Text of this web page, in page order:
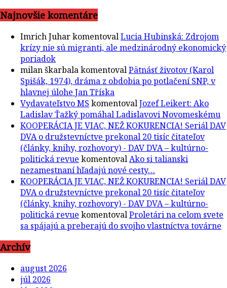
Najnovšie komentáre
Imrich JuharkomentovalLucia Hubinská: Zdrojom
krízy nie sú migranti, ale medzinárodný ekonomický
poriadok
milan škarbalakomentovalPätnásť životov (Karol
Spišák, 1974), dráma z obdobia po potlačení SNP, v
hlavnej úlohe Jan Tříska
Vydavateľstvo MS komentovalJozef Leikert: Ako
Ladislav Ťažký pomáhal Ladislavovi Novomeskému
KOOPERÁCIA JE VIAC, NEŽ KOKURENCIA! Seriál DAV
DVA o družstevníctve prekonal 20 tisíc čitateľov
(články, knihy, rozhovory) - DAV DVA – kultúrno-
politická revue komentovalAko si talianski
nezamestnaní hľadajú nové cesty…
KOOPERÁCIA JE VIAC, NEŽ KOKURENCIA! Seriál DAV
DVA o družstevníctve prekonal 20 tisíc čitateľov
(články, knihy, rozhovory) - DAV DVA – kultúrno-
politická revue komentovalProletári na celom svete
sa spájajú a preberajú do svojho vlastníctva továrne
Archív
august 2026
júl 2026